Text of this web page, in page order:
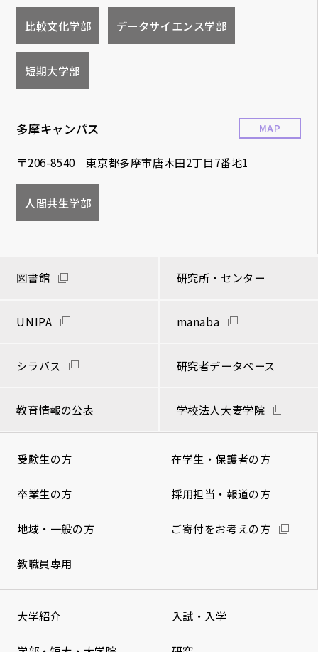
比較文化学部 データサイエンス学部
短期大学部
多摩キャンパス
〒206-8540 東京都多摩市唐木田2丁目7番地1
MAP
人間共生学部
図書館 研究所・センター
UNIPA manaba
シラバス 研究者データベース
教育情報の公表 学校法人大妻学院
受験生の方 在学生・保護者の方
卒業生の方 採用担当・報道の方
地域・一般の方 ご寄付をお考えの方
教職員専用
大学紹介 入試・入学